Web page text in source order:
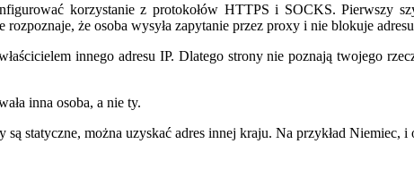
korzystanie z protokołów HTTPS i SOCKS. Pierwszy
że osoba wysyła zapytanie przez proxy i nie blokuje
innego adresu IP. Dlatego strony nie poznają twojego
inna osoba, a nie ty.
statyczne, można uzyskać adres innej kraju. Na przykład Niemiec,